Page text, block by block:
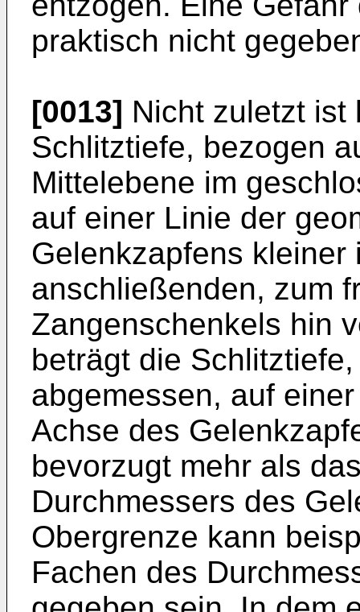
praktisch nicht
[0013] Nicht zuletzt ist
Schlitztiefe, bezogen
Mittelebene im
auf einer Linie der
Gelenkzapfens
anschließenden, zum
Zangenschenkels hin
beträgt die
abgemessen, auf
Achse des
bevorzugt mehr als
Durchmessers des
Obergrenze kann
Fachen des